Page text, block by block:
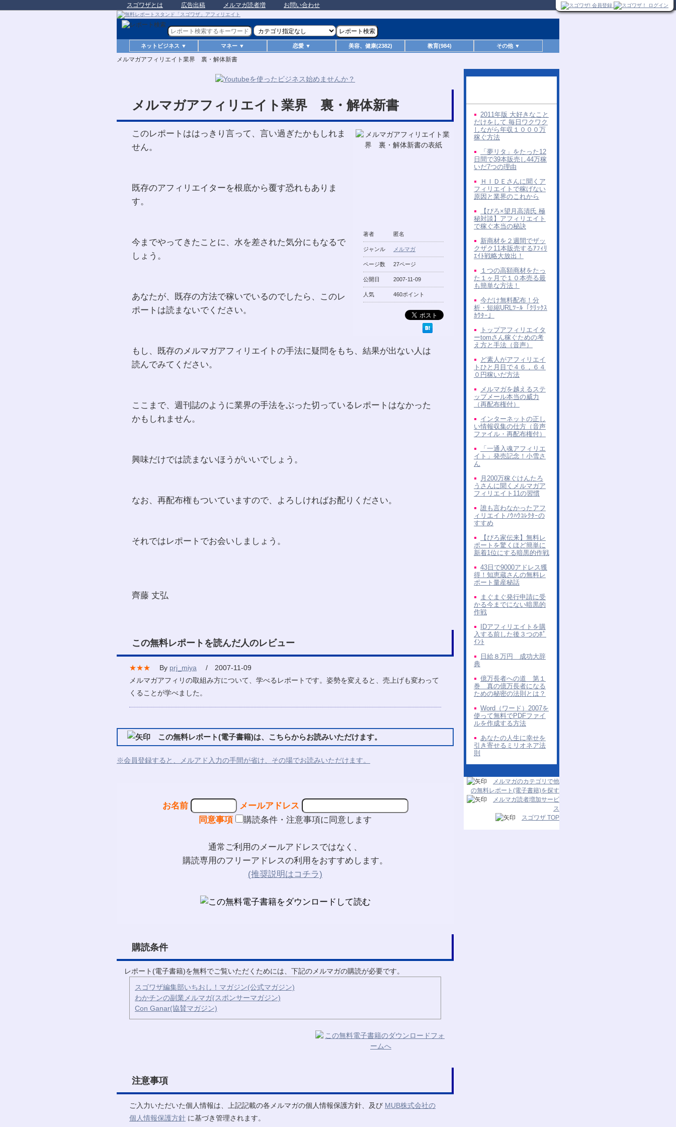
スゴワザとは 広告出稿 メルマガ読者増 お問い合わせ
ネットビジネス ▼ マネー ▼ 恋愛 ▼ 美容、健康(2382) 教育(984) その他 ▼
メルマガアフィリエイト業界 裏・解体新書
メルマガアフィリエイト業界 裏・解体新書
著者 匿名
ジャンル メルマガ
ページ数 27ページ
公開日 2007-11-09
人気 460ポイント
このレポートははっきり言って、言い過ぎたかもしれま
せん。
既存のアフィリエイターを根底から覆す恐れもありま
す。
今までやってきたことに、水を差された気分にもなるで
しょう。
あなたが、既存の方法で稼いでいるのでしたら、このレ
ポートは読まないでください。
もし、既存のメルマガアフィリエイトの手法に疑問をもち、結果が出ない人は
読んでみてください。
ここまで、週刊誌のように業界の手法をぶった切っているレポートはなかった
かもしれません。
興味だけでは読まないほうがいいでしょう。
なお、再配布権もついていますので、よろしければお配りください。
それではレポートでお会いしましょう。
齊藤 丈弘
この無料レポートを読んだ人のレビュー
★★★ By prj_miya / 2007-11-09
メルマガアフィリの取組み方について、学べるレポートです。姿勢を変えると、売上げも変わって
くることが学べました。
この無料レポート(電子書籍)は、こちらからお読みいただけます。
※会員登録すると、メルアド入力の手間が省け、その場でお読みいただけます。
お名前
メールアドレス
同意事項
購読条件・注意事項に同意します
通常ご利用のメールアドレスではなく、
購読専用のフリーアドレスの利用をおすすめします。
(推奨説明はコチラ)
購読条件
レポート(電子書籍)を無料でご覧いただくためには、下記のメルマガの購読が必要です。
スゴワザ編集部いちおし！マガジン(公式マガジン)
わかチンの副業メルマガ(スポンサーマガジン)
Con Ganar(協賛マガジン)
注意事項
ご入力いただいた個人情報は、上記記載の各メルマガの個人情報保護方針、及び MUB株式会社の
個人情報保護方針 に基づき管理されます。
2011年版 大好きなこと
だけをして 毎日ワクワク
しながら年収１０００万
稼ぐ方法
「夢リタ」をたった12
日間で39本販売し44万稼
いだ7つの理由
ＨＩＤＥさんに聞くア
フィリエイトで稼げない
原因と業界のこれから
【ぴろ×望月高清氏 極
秘対談】アフィリエイト
で稼ぐ本当の秘訣
新商材を２週間でザッ
クザク11本販売するｱﾌｨﾘ
ｴｲﾄ戦略大放出！
１つの高額商材をたっ
た１ヶ月で１０本売る最
も簡単な方法！
今だけ無料配布！分
析・短縮URLﾂｰﾙ「ｸﾘｯｸｽ
ｶｳﾀｰ」
トップアフィリエイタ
ーtomさん稼ぐための考
え方と手法（音声）
ど素人がアフィリエイ
トひと月目で４６，６４
０円稼いだ方法
メルマガを越えるステ
ップメール本当の威力
（再配布権付）
インターネットの正し
い情報収集の仕方（音声
ファイル・再配布権付）
「一通入魂アフィリエ
イト」発売記念！小雪さ
ん
月200万稼ぐけんたろ
うさんに聞くメルマガア
フィリエイト11の習慣
誰も言わなかったアフ
ィリエイトﾉｳﾊｳｺﾚｸﾀｰの
すすめ
【ぴろ家伝来】無料レ
ポートを驚くほど簡単に
新着1位にする暗黒的作戦
43日で9000アドレス獲
得！知恵蔵さんの無料レ
ポート量産秘話
まぐまぐ発行申請に受
かる今までにない暗黒的
作戦
IDアフィリエイトを購
入する前した後３つのﾎﾟ
ｲﾝﾄ
日給８万円 成功大辞
典
億万長者への道 第１
巻 真の億万長者になる
ための秘密の法則とは？
Word（ワード）2007を
使って無料でPDFファイ
ルを作成する方法
あなたの人生に幸せを
引き寄せるミリオネア法
則
メルマガのカテゴリで他
の無料レポート(電子書籍)を探す
メルマガ読者増加サービ
ス
スゴワザ TOP